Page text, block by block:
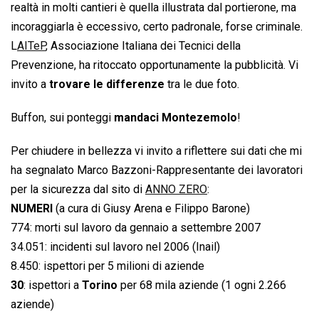
realtà in molti cantieri è quella illustrata dal portierone, ma
incoraggiarla è eccessivo, certo padronale, forse criminale.
LAITeP, Associazione Italiana dei Tecnici della
Prevenzione, ha ritoccato opportunamente la pubblicità. Vi
invito a trovare le differenze tra le due foto.
Buffon, sui ponteggi mandaci Montezemolo!
Per chiudere in bellezza vi invito a riflettere sui dati che mi
ha segnalato Marco Bazzoni-Rappresentante dei lavoratori
per la sicurezza dal sito di ANNO ZERO:
NUMERI (a cura di Giusy Arena e Filippo Barone)
774: morti sul lavoro da gennaio a settembre 2007
34.051: incidenti sul lavoro nel 2006 (Inail)
8.450: ispettori per 5 milioni di aziende
30: ispettori a Torino per 68 mila aziende (1 ogni 2.266
aziende)